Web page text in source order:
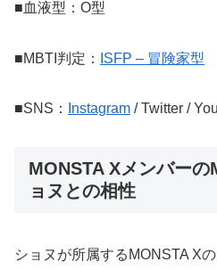
■血液型：O型
■MBTI判定： ISFP – 冒険家型
■SNS： Instagram / Twitter /
MONSTA Xメンバー
ョヌとの相性
ショヌが所属するMONSTA X